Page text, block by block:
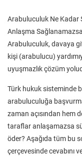
Arabuluculuk Ne Kadar
Anlaşma
Arabuluculuk, davaya
kişi (arabulucu)
uyuşmazlık çözüm
Türk hukuk sisteminde
arabuluculuğa
zaman açısından hem
taraflar anlaşamazsa
öder? Aşağıda tüm bu
çerçevesinde cevabını